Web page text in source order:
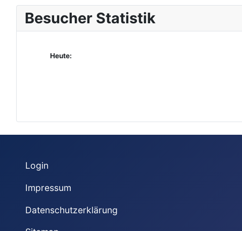
Besucher Statistik
Heute:
Login
Impressum
Datenschutzerklärung